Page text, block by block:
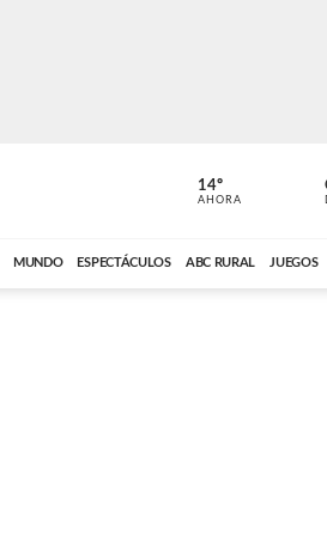
ABC CARDINAL
14º
AHORA
MUNDO ESPECTÁCULOS ABC RURAL JUEGOS